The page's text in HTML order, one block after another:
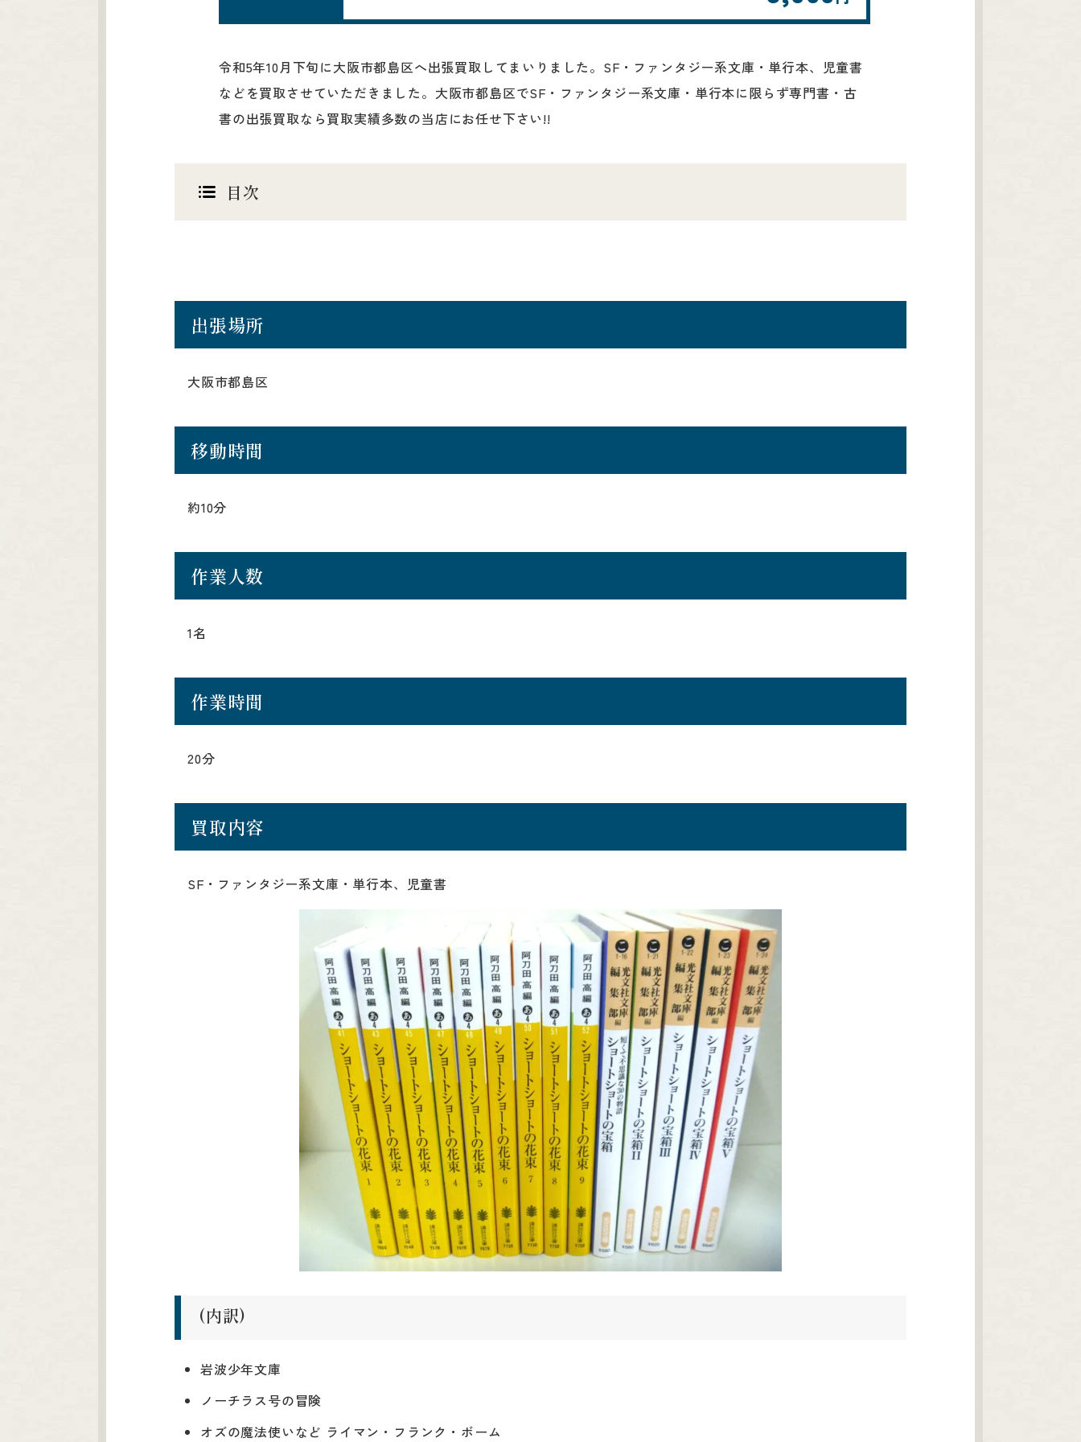
令和5年10月下旬に大阪市都島区へ出張買取してまいりました。SF・ファンタジー系文庫・単行本、児童書
などを買取させていただきました。大阪市都島区でSF・ファンタジー系文庫・単行本に限らず専門書・古
書の出張買取なら買取実績多数の当店にお任せ下さい!!
目次
出張場所
大阪市都島区
移動時間
約10分
作業人数
1名
作業時間
20分
買取内容
SF・ファンタジー系文庫・単行本、児童書
(内訳)
岩波少年文庫
ノーチラス号の冒険
オズの魔法使いなど ライマン・フランク・ボーム